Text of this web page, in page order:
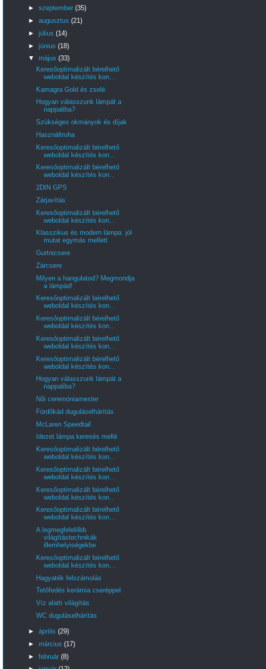
► szeptember (35)
► augusztus (21)
► július (14)
► június (18)
▼ május (33)
Keresőoptimalizált bérelhető
weboldal készítés kon...
Kamagra Gold és zselé
Hogyan válasszunk lámpát a
nappaliba?
Szükséges okmányok és díjak
Használtruha
Keresőoptimalizált bérelhető
weboldal készítés kon...
Keresőoptimalizált bérelhető
weboldal készítés kon...
2DIN GPS
Zárjavítás
Keresőoptimalizált bérelhető
weboldal készítés kon...
Klasszikus és modern lámpa: jól
mutat egymás mellett
Gurtnicsere
Zárcsere
Milyen a hangulatod? Megmondja
a lámpád!
Keresőoptimalizált bérelhető
weboldal készítés kon...
Keresőoptimalizált bérelhető
weboldal készítés kon...
Keresőoptimalizált bérelhető
weboldal készítés kon...
Keresőoptimalizált bérelhető
weboldal készítés kon...
Hogyan válasszunk lámpát a
nappaliba?
Női ceremóniamester
Fürdőkád duguláselhárítás
McLaren Speedtail
Idezet lámpa keresés mellé
Keresőoptimalizált bérelhető
weboldal készítés kon...
Keresőoptimalizált bérelhető
weboldal készítés kon...
Keresőoptimalizált bérelhető
weboldal készítés kon...
Keresőoptimalizált bérelhető
weboldal készítés kon...
A legmegfelelőbb
világítástechnikák
illemhelyiségekbe
Keresőoptimalizált bérelhető
weboldal készítés kon...
Hagyaték felszámolás
Tetőfedés kerámia cseréppel
Víz alatti világítás
WC duguláselhárítás
► április (29)
► március (17)
► február (8)